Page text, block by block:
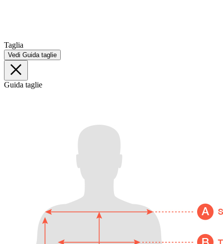
Taglia
Vedi Guida taglie
Guida taglie